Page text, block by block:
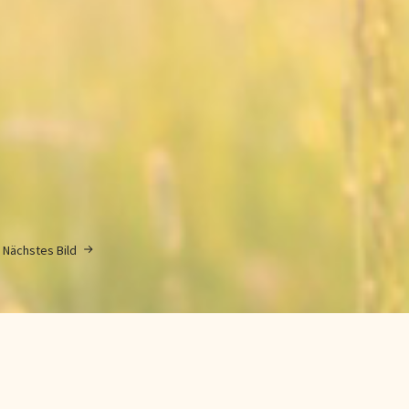
Nächstes Bild